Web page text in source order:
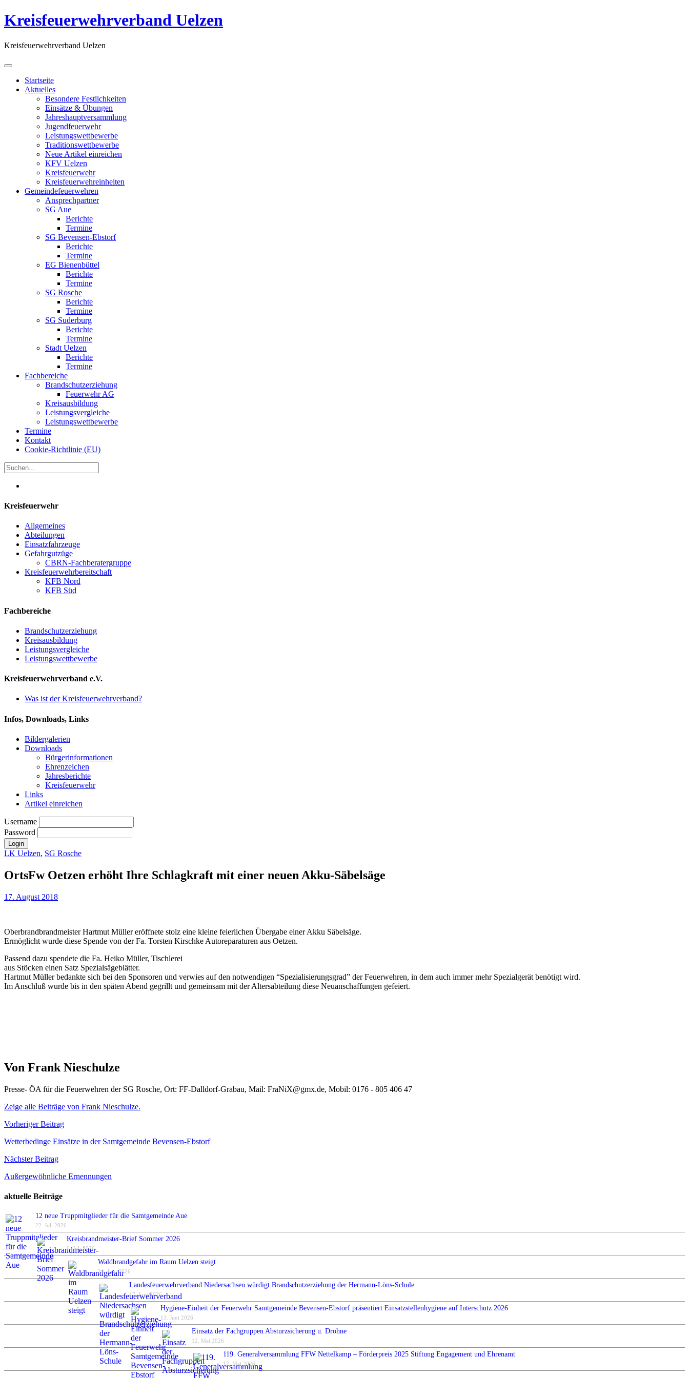
Kreisfeuerwehrverband Uelzen
Kreisfeuerwehrverband Uelzen
Startseite
Aktuelles
Besondere Festlichkeiten
Einsätze & Übungen
Jahreshauptversammlung
Jugendfeuerwehr
Leistungswettbewerbe
Traditionswettbewerbe
Neue Artikel einreichen
KFV Uelzen
Kreisfeuerwehr
Kreisfeuerwehreinheiten
Gemeindefeuerwehren
Ansprechpartner
SG Aue
Berichte
Termine
SG Bevensen-Ebstorf
Berichte
Termine
EG Bienenbüttel
Berichte
Termine
SG Rosche
Berichte
Termine
SG Suderburg
Berichte
Termine
Stadt Uelzen
Berichte
Termine
Fachbereiche
Brandschutzerziehung
Feuerwehr AG
Kreisausbildung
Leistungsvergleiche
Leistungswettbewerbe
Termine
Kontakt
Cookie-Richtlinie (EU)
Kreisfeuerwehr
Allgemeines
Abteilungen
Einsatzfahrzeuge
Gefahrgutzüge
CBRN-Fachberatergruppe
Kreisfeuerwehrbereitschaft
KFB Nord
KFB Süd
Fachbereiche
Brandschutzerziehung
Kreisausbildung
Leistungsvergleiche
Leistungswettbewerbe
Kreisfeuerwehrverband e.V.
Was ist der Kreisfeuerwehrverband?
Infos, Downloads, Links
Bildergalerien
Downloads
Bürgerinformationen
Ehrenzeichen
Jahresberichte
Kreisfeuerwehr
Links
Artikel einreichen
Username
Password
LK Uelzen, SG Rosche
OrtsFw Oetzen erhöht Ihre Schlagkraft mit einer neuen Akku-Säbelsäge
17. August 2018
Oberbrandbrandmeister Hartmut Müller eröffnete stolz eine kleine feierlichen Übergabe einer Akku Säbelsäge.
Ermöglicht wurde diese Spende von der Fa. Torsten Kirschke Autoreparaturen aus Oetzen.
Passend dazu spendete die Fa. Heiko Müller, Tischlerei
aus Stöcken einen Satz Spezialsägeblätter.
Hartmut Müller bedankte sich bei den Sponsoren und verwies auf den notwendigen “Spezialisierungsgrad” der Feuerwehren, in dem auch immer mehr Spezialgerät benötigt wird.
Im Anschluß wurde bis in den späten Abend gegrillt und gemeinsam mit der Altersabteilung diese Neuanschaffungen gefeiert.
Von Frank Nieschulze
Presse- ÖA für die Feuerwehren der SG Rosche, Ort: FF-Dalldorf-Grabau, Mail: FraNiX@gmx.de, Mobil: 0176 - 805 406 47
Zeige alle Beiträge von Frank Nieschulze.
Beitragsnavigation
Vorheriger Beitrag
Wetterbedinge Einsätze in der Samtgemeinde Bevensen-Ebstorf
Nächster Beitrag
Außergewöhnliche Ernennungen
aktuelle Beiträge
12 neue Truppmitglieder für die Samtgemeinde Aue
22. Juli 2026
Kreisbrandmeister-Brief Sommer 2026
6. Juli 2026
Waldbrandgefahr im Raum Uelzen steigt
24. Juni 2026
Landesfeuerwehrverband Niedersachsen würdigt Brandschutzerziehung der Hermann-Löns-Schule
17. Juni 2026
Hygiene-Einheit der Feuerwehr Samtgemeinde Bevensen-Ebstorf präsentiert Einsatzstellenhygiene auf Interschutz 2026
13. Juni 2026
Einsatz der Fachgruppen Absturzsicherung u. Drohne
12. Mai 2026
119. Generalversammlung FFW Nettelkamp – Förderpreis 2025 Stiftung Engagement und Ehrenamt
12. Mai 2026